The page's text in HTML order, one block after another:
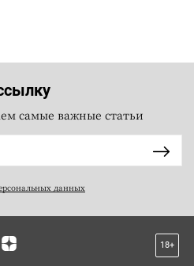
самые важные статьи
данных
18+